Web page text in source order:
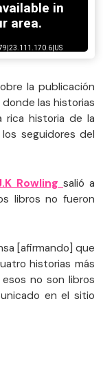
la publicación
las historias
rica historia de la
seguidores del
Rowling salió a
libros no fueron
[afirmando] que
historias más
no son libros
en el sitio